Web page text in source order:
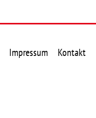
Impressum Kontakt